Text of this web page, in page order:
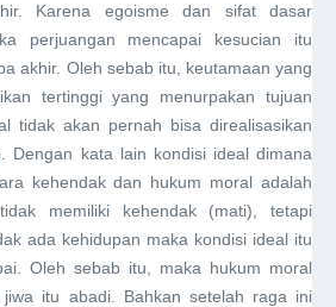
Karena egoisme dan sifat dasar
perjuangan mencapai kesucian itu
akhir. Oleh sebab itu, keutamaan yang
tertinggi yang menurpakan tujuan
tidak akan pernah bisa direalisasikan
Dengan kata lain kondisi ideal dimana
kehendak dan hukum moral adalah
memiliki kehendak (mati), tetapi
ada kehidupan maka kondisi ideal itu
Oleh sebab itu, maka hukum moral
jiwa itu abadi. Bahkan setelah raga ini